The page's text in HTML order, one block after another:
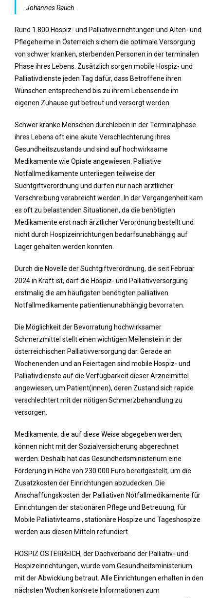
Johannes Rauch.
Rund 1.800 Hospiz- und Palliativeinrichtungen und Alten- und
Pflegeheime in Österreich sichern die optimale Versorgung
von schwer kranken, sterbenden Personen in der terminalen
Phase ihres Lebens. Zusätzlich sorgen mobile Hospiz- und
Palliativdienste jeden Tag dafür, dass Betroffene ihren
Wünschen entsprechend bis zu ihrem Lebensende im
eigenen Zuhause gut betreut und versorgt werden.
Schwer kranke Menschen durchleben in der Terminalphase
ihres Lebens oft eine akute Verschlechterung ihres
Gesundheitszustands und sind auf hochwirksame
Medikamente wie Opiate angewiesen. Palliative
Notfallmedikamente unterliegen teilweise der
Suchtgiftverordnung und dürfen nur nach ärztlicher
Verschreibung verabreicht werden. In der Vergangenheit kam
es oft zu belastenden Situationen, da die benötigten
Medikamente erst nach ärztlicher Verordnung bestellt und
nicht durch Hospizeinrichtungen bedarfsunabhängig auf
Lager gehalten werden konnten.
Durch die Novelle der Suchtgiftverordnung, die seit Februar
2024 in Kraft ist, darf die Hospiz- und Palliativversorgung
erstmalig die am häufigsten benötigten palliativen
Notfallmedikamente patientienunabhängig bevorraten.
Die Möglichkeit der Bevorratung hochwirksamer
Schmerzmittel stellt einen wichtigen Meilenstein in der
österreichischen Palliativversorgung dar. Gerade an
Wochenenden und an Feiertagen sind mobile Hospiz- und
Palliativdienste auf die Verfügbarkeit dieser Arzneimittel
angewiesen, um Patient(innen), deren Zustand sich rapide
verschlechtert mit der nötigen Schmerzbehandlung zu
versorgen.
Medikamente, die auf diese Weise abgegeben werden,
können nicht mit der Sozialversicherung abgerechnet
werden. Deshalb hat das Gesundheitsministerium eine
Förderung in Höhe von 230.000 Euro bereitgestellt, um die
Zusatzkosten der Einrichtungen abzudecken. Die
Anschaffungskosten der Palliativen Notfallmedikamente für
Einrichtungen der stationären Pflege und Betreuung, für
Mobile Palliativteams , stationäre Hospize und Tageshospize
werden aus diesen Mitteln refundiert.
HOSPIZ ÖSTERREICH, der Dachverband der Palliativ- und
Hospizeinrichtungen, wurde vom Gesundheitsministerium
mit der Abwicklung betraut. Alle Einrichtungen erhalten in den
nächsten Wochen konkrete Informationen zum